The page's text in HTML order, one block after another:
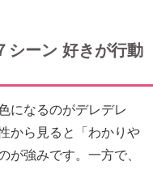
シーン 好きが行動
になるのがデレデレ
から見ると「わかりや
が強みです。一方で、